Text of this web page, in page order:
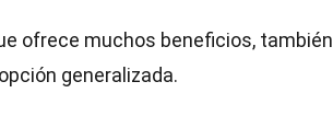
ofrece muchos beneficios,
generalizada.